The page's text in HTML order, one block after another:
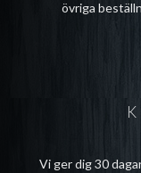
övriga
Vi ger dig 30